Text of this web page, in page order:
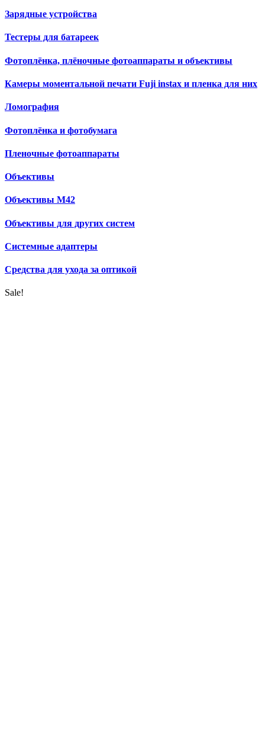
Зарядные устройства
Тестеры для батареек
Фотоплёнка, плёночные фотоаппараты и объективы
Камеры моментальной печати Fuji instax и пленка для них
Ломография
Фотоплёнка и фотобумага
Пленочные фотоаппараты
Объективы
Объективы М42
Объективы для других систем
Cистемные адаптеры
Средства для ухода за оптикой
Sale!